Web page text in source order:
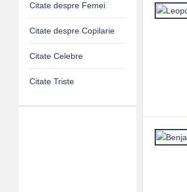
Citate despre Femei
Citate despre Copilarie
Citate Celebre
Citate Triste